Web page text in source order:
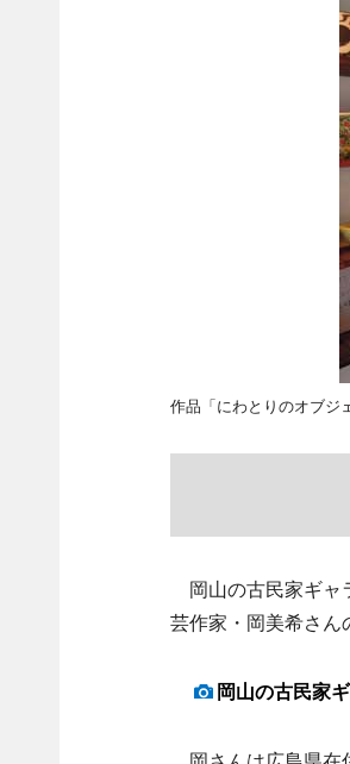
作品「にわとりのオブジ
岡山の古民家ギャ
芸作家・岡美希さん
岡山の古民家